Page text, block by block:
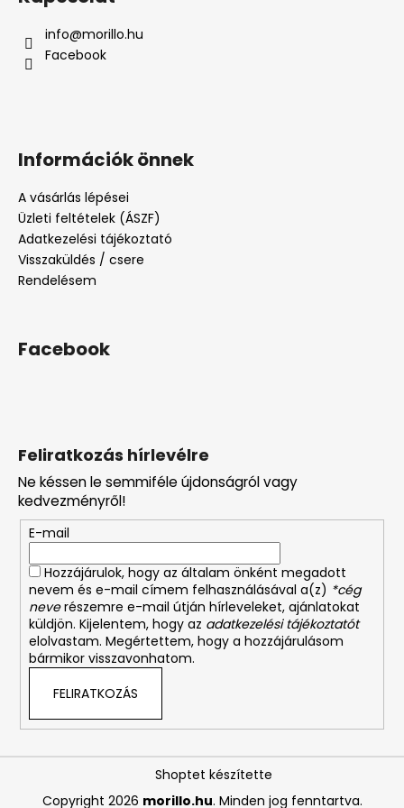
Feliratkozás hírlevélre
Ne késsen le semmiféle újdonságról vagy
kedvezményről!
E-mail
Hozzájárulok, hogy az általam önként megadott
nevem és e-mail címem felhasználásával a(z) *cég
neverészemre e-mail útján hírleveleket, ajánlatokat
küldjön. Kijelentem, hogy az adatkezelési tájékoztatót
elolvastam. Megértettem, hogy a hozzájárulásom
bármikor visszavonhatom.
FELIRATKOZÁS
info@morillo.hu
Facebook
Információk önnek
A vásárlás lépései
Üzleti feltételek (ÁSZF)
Adatkezelési tájékoztató
Visszaküldés / csere
Rendelésem
Facebook
Shoptet készítette
Copyright 2026 morillo.hu. Minden jog fenntartva.